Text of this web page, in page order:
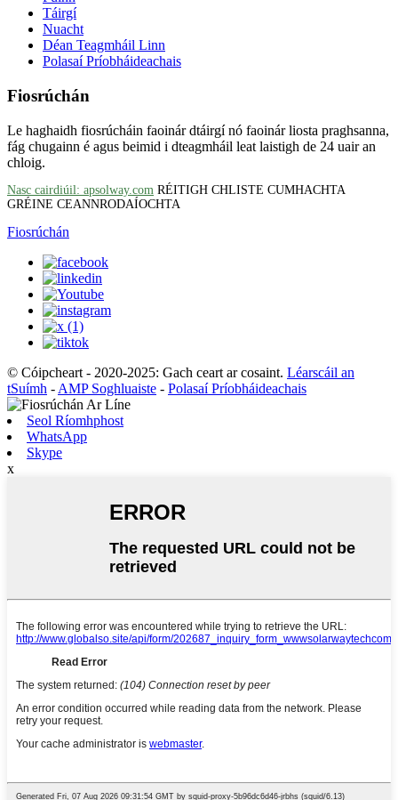
Táirgí
Nuacht
Déan Teagmháil Linn
Polasaí Príobháideachais
Fiosrúchán
Le haghaidh fiosrúcháin faoinár dtáirgí nó faoinár liosta praghsanna,
fág chugainn é agus beimid i dteagmháil leat laistigh de 24 uair an
chloig.
Nasc cairdiúil: apsolway.com RÉITIGH CHLISTE CUMHACHTA
GRÉINE CEANNRODAÍOCHTA
Fiosrúchán
© Cóipcheart - 2020-2025: Gach ceart ar cosaint. Léarscáil an
tSuímh - AMP Soghluaiste - Polasaí Príobháideachais
Seol Ríomhphost
WhatsApp
Skype
x